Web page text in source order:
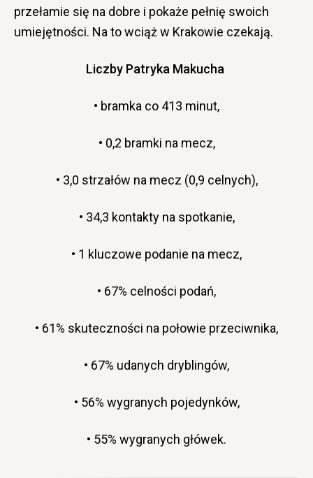
przełamie się na dobre i pokaże pełnię swoich
umiejętności. Na to wciąż w Krakowie czekają.
Liczby Patryka Makucha
• bramka co 413 minut,
• 0,2 bramki na mecz,
• 3,0 strzałów na mecz (0,9 celnych),
• 34,3 kontakty na spotkanie,
• 1 kluczowe podanie na mecz,
• 67% celności podań,
• 61% skuteczności na połowie przeciwnika,
• 67% udanych dryblingów,
• 56% wygranych pojedynków,
• 55% wygranych główek.